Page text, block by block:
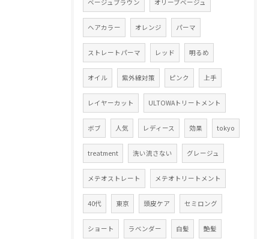
ベージュブラウン オリーブベージュ
ヘアカラー オレンジ パーマ
ストレートパーマ レッド 明るめ
オイル 紫外線対策 ピンク 上手
レイヤーカット ULTOWAトリートメント
ボブ 人気 レディース 効果 tokyo
treatment 洗い流さない グレージュ
メテオストレート メテオトリートメント
40代 東京 頭皮ケア セミロング
ショート ラベンダー 白髪 艶髪